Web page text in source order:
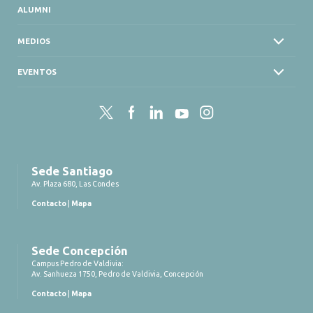
ALUMNI
MEDIOS
EVENTOS
Twitter FacebookLinkedInYouTubeInstagram
Sede Santiago
Av. Plaza 680, Las Condes
Contacto Mapa
Sede Concepción
Campus Pedro de Valdivia:
Av. Sanhueza 1750, Pedro de Valdivia, Concepción
Contacto Mapa